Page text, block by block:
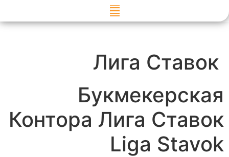
Лига Ставок
Букмекерская
Контора Лига Ставок
Liga Stavok